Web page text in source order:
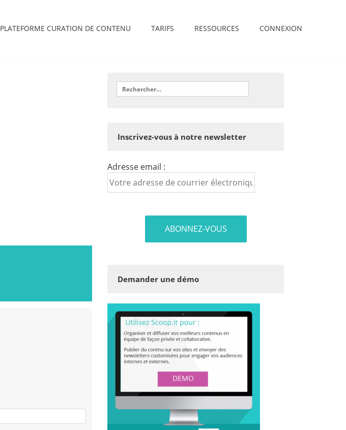
PLATEFORME CURATION DE CONTENU TARIFS RESSOURCES CONNEXION
Inscrivez-vous à notre newsletter
Adresse email :
Demander une démo